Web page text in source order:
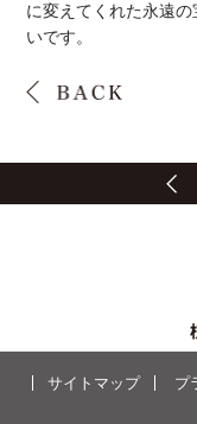
に変えてくれた永遠
いです。
サイトマップ プ